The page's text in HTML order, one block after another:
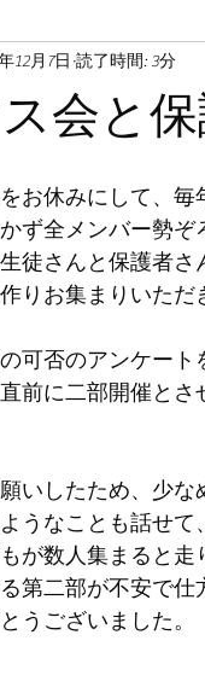
会と
12月7日 読了時間: 3分
お休みにして、
ず全メンバー勢
徒さんと保護者さ
りお集まりいただ
可否のアンケー
前に二部開催とさ
いしたため、少
うなことも話せて
が数人集まると走
第二部が不安で仕
うございました。